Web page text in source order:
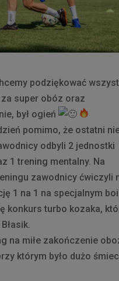
podziękować
super obóz oraz
był ogień
pomimo, że ostatni
odbyli 2 jednostki
1 trening mentalny. Na
zawodnicy ćwiczyli
1 na 1 na specjalnym
konkurs turbo kozaka,
na miłe zakończenie
którym było dużo